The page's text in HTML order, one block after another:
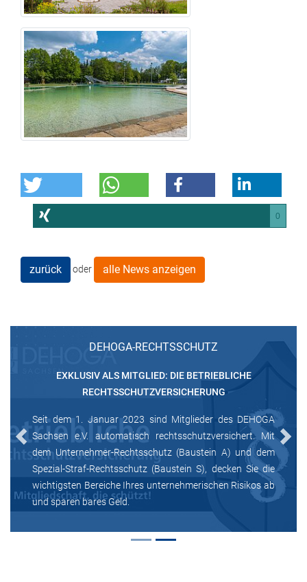
0
zurück oder alle News anzeigen
DEHOGA-RECHTSSCHUTZ
EXKLUSIV ALS MITGLIED: DIE BETRIEBLICHE
RECHTSSCHUTZVERSICHERUNG
Seit dem 1. Januar 2023 sind Mitglieder des DEHOGA
Sachsen e.V. automatisch rechtsschutzversichert. Mit
dem Unternehmer-Rechtsschutz (Baustein A) und dem
Spezial-Straf-Rechtsschutz (Baustein S), decken Sie die
wichtigsten Bereiche Ihres unternehmerischen Risikos ab
und sparen bares Geld.
Previous Next